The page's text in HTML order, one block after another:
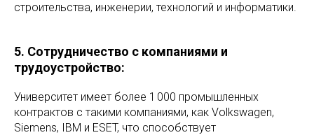
строительства, инженерии, технологий и информатики.
5. Сотрудничество с компаниями и
трудоустройство:
Университет имеет более 1 000 промышленных
контрактов с такими компаниями, как Volkswagen,
Siemens, IBM и ESET, что способствует